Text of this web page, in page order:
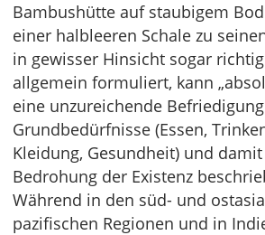
Bambushütte auf staubigem
einer halbleeren Schale zu
in gewisser Hinsicht sogar
allgemein formuliert, kann
eine unzureichende
Grundbedürfnisse (Essen,
Kleidung, Gesundheit) und
Bedrohung der Existenz
Während in den süd- und
pazifischen Regionen und in